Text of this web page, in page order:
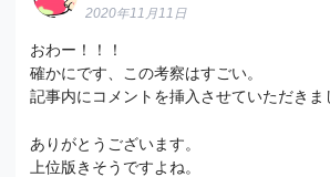
2020年11月11日
おわー！！！
確かにです、この考察はすごい。
記事内にコメントを挿入させていただきま
ありがとうございます。
上位版きそうですよね。